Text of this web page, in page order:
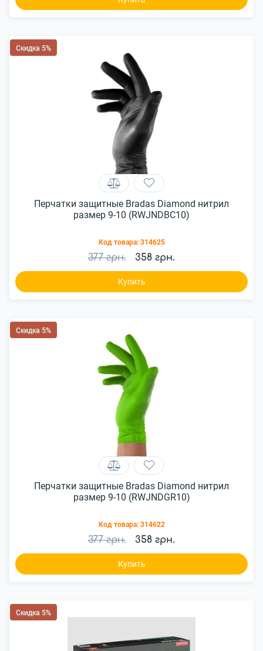
Скидка 5%
Перчатки защитные Bradas Diamond нитрил
размер 9-10 (RWJNDBC10)
Код товара: 314625
377 грн. 358 грн.
Купить
Скидка 5%
Перчатки защитные Bradas Diamond нитрил
размер 9-10 (RWJNDGR10)
Код товара: 314622
377 грн. 358 грн.
Купить
Скидка 5%